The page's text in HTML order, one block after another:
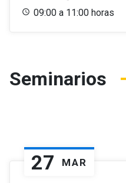
09:00 a 11:00 horas
Seminarios
27 MAR